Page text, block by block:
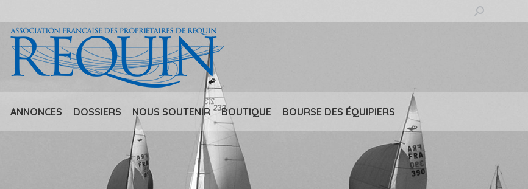
Recherche
:
ANNONCES DOSSIERS NOUS SOUTENIR BOUTIQUE BOURSE DES ÉQUIPIERS